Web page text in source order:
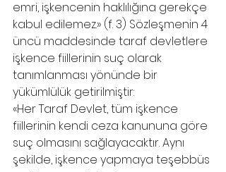
emri, işkencenin haklılığına gerekçe
kabul edilemez.» (f. 3) Sözleşmenin 4
üncü maddesinde taraf devletlere
işkence fiillerinin suç olarak
tanımlanması yönünde bir
yükümlülük getirilmiştir:
«Her Taraf Devlet, tüm işkence
fiillerinin kendi ceza kanununa göre
suç olmasını sağlayacaktır. Aynı
şekilde, işkence yapmaya teşebbüs